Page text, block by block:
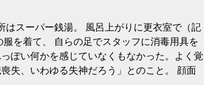
スーパー銭湯。 風呂上がりに更衣室で（記
を着て、 自らの足でスタッフに消毒用具を
ぽい何かを感じていなくもなかった。よく覚
失、いわゆる失神だろう」とのこと。 顔面